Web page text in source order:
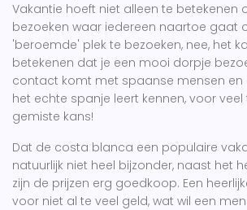
Vakantie hoeft niet alleen te betekenen
bezoeken waar iedereen naartoe gaat
'beroemde' plek te bezoeken, nee, het
betekenen dat je een mooi dorpje
contact komt met spaanse mensen en
het echte spanje leert kennen, voor
gemiste kans!
Dat de costa blanca een populaire
natuurlijk niet heel bijzonder, naast het
zijn de prijzen erg goedkoop. Een
voor niet al te veel geld, wat wil een